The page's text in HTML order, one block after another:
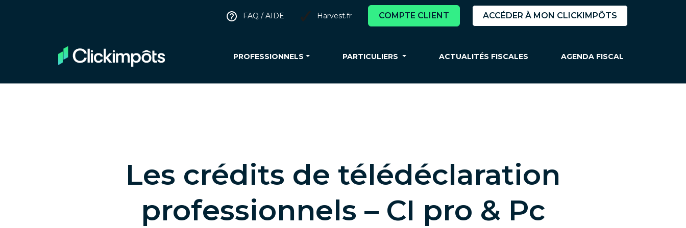
FAQ / AIDE Harvest.fr COMPTE CLIENT ACCÉDER À MON CLICKIMPÔTS
PROFESSIONNELS PARTICULIERS ACTUALITÉS FISCALES AGENDA FISCAL
Les crédits de télédéclaration
professionnels – CI pro & Pc